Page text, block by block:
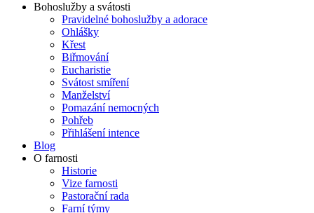
Bohoslužby a svátosti
Pravidelné bohoslužby a adorace
Ohlášky
Křest
Biřmování
Eucharistie
Svátost smíření
Manželství
Pomazání nemocných
Pohřeb
Přihlášení intence
Blog
O farnosti
Historie
Vize farnosti
Pastorační rada
Farní týmy